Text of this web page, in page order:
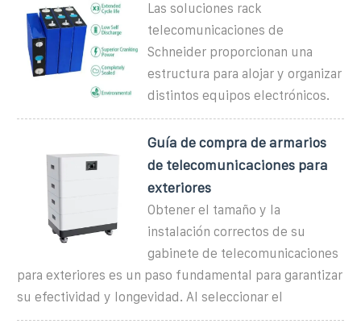
Las soluciones rack
telecomunicaciones de
Schneider proporcionan una
estructura para alojar y organizar
distintos equipos electrónicos.
Guía de compra de armarios
de telecomunicaciones para
exteriores
Obtener el tamaño y la
instalación correctos de su
gabinete de telecomunicaciones
para exteriores es un paso fundamental para garantizar
su efectividad y longevidad. Al seleccionar el